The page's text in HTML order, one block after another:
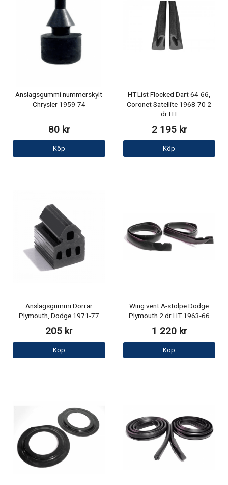
Anslagsgummi nummerskylt
Chrysler 1959-74
80 kr
Köp
HT-List Flocked Dart 64-66,
Coronet Satellite 1968-70 2
dr HT
2 195 kr
Köp
Anslagsgummi Dörrar
Plymouth, Dodge 1971-77
205 kr
Köp
Wing vent A-stolpe Dodge
Plymouth 2 dr HT 1963-66
1 220 kr
Köp